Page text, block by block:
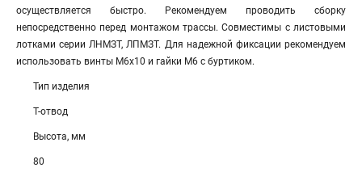
осуществляется быстро. Рекомендуем проводить сборку
непосредственно перед монтажом трассы. Совместимы с листовыми
лотками серии ЛНМЗТ, ЛПМЗТ. Для надежной фиксации рекомендуем
использовать винты М6х10 и гайки М6 с буртиком.
Тип изделия
Т-отвод
Высота, мм
80